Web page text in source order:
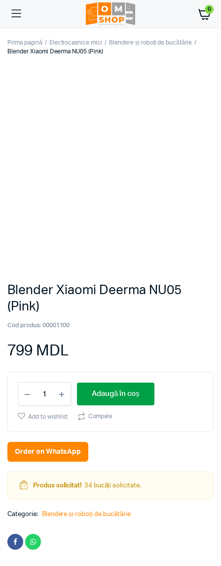
0
Prima pagină Electrocasnice mici
Blendere și roboți de bucătărie
Blender Xiaomi Deerma NU05 (Pink)
Blender Xiaomi Deerma NU05
(Pink)
Cod produs: 00001100
799 MDL
Xiaomi
Deerma
NU05
quantity
Adaugă în coș
Add to wishlist Compare
Order on WhatsApp
Produs solicitat! 34 bucăți solicitate.
Categorie: Blendere și roboți de bucătărie